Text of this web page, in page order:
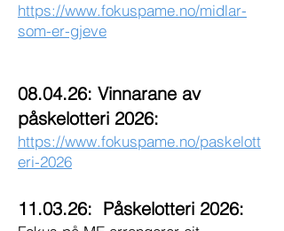
https://www.fokuspame.no/midlar-
som-er-gjeve
08.04.26: Vinnarane av
påskelotteri 2026:
https://www.fokuspame.no/paskelott
eri-2026
11.03.26: Påskelotteri 2026: